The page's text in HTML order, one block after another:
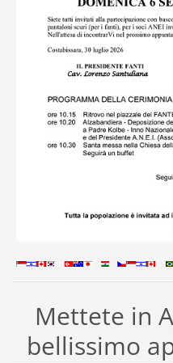
Mettete in
bellissimo